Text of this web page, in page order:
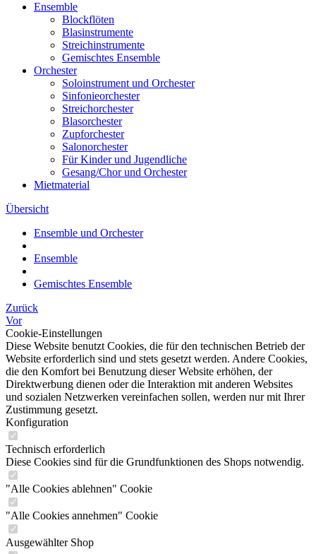
Ensemble
Blockflöten
Blasinstrumente
Streichinstrumente
Gemischtes Ensemble
Orchester
Soloinstrument und Orchester
Sinfonieorchester
Streichorchester
Blasorchester
Zupforchester
Salonorchester
Für Kinder und Jugendliche
Gesang/Chor und Orchester
Mietmaterial
Übersicht
Ensemble und Orchester
Ensemble
Gemischtes Ensemble
Zurück
Vor
Cookie-Einstellungen
Diese Website benutzt Cookies, die für den technischen Betrieb der
Website erforderlich sind und stets gesetzt werden. Andere Cookies,
die den Komfort bei Benutzung dieser Website erhöhen, der
Direktwerbung dienen oder die Interaktion mit anderen Websites
und sozialen Netzwerken vereinfachen sollen, werden nur mit Ihrer
Zustimmung gesetzt.
Konfiguration
Technisch erforderlich
Diese Cookies sind für die Grundfunktionen des Shops notwendig.
"Alle Cookies ablehnen" Cookie
"Alle Cookies annehmen" Cookie
Ausgewählter Shop